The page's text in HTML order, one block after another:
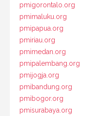
pmigorontalo.org
pmimaluku.org
pmipapua.org
pmiriau.org
pmimedan.org
pmipalembang.org
pmijogja.org
pmibandung.org
pmibogor.org
pmisurabaya.org